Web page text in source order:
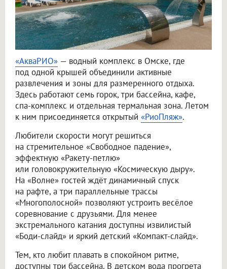
«АкваРИО» — водный комплекс в Омске, где
под одной крышей объединили активные
развлечения и зоны для размеренного отдыха.
Здесь работают семь горок, три бассейна, кафе,
спа-комплекс и отдельная термальная зона. Летом
к ним присоединяется открытый «РиоПляж».
Любители скорости могут решиться
на стремительное «Свободное падение»,
эффектную «Ракету-петлю»
или головокружительную «Космическую дыру».
На «Волне» гостей ждёт динамичный спуск
на рафте, а три параллельные трассы
«Многополосной» позволяют устроить весёлое
соревнование с друзьями. Для менее
экстремального катания доступны извилистый
«Боди-слайд» и яркий детский «Компакт-слайд».
Тем, кто любит плавать в спокойном ритме,
доступны три бассейна. В детском вода прогрета